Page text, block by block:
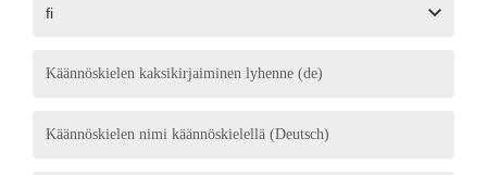
Käännöskielen kaksikirjaiminen lyhenne (de)
Käännöskielen nimi käännöskielellä (Deutsch)